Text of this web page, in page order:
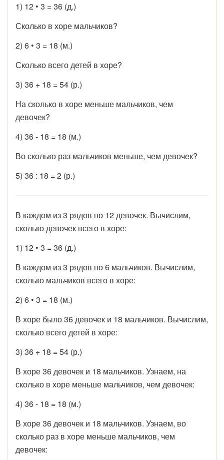
1) 12 • 3 = 36 (д.)
Сколько в хоре мальчиков?
2) 6 • 3 = 18 (м.)
Сколько всего детей в хоре?
3) 36 + 18 = 54 (р.)
На сколько в хоре меньше мальчиков, чем
девочек?
4) 36 - 18 = 18 (м.)
Во сколько раз мальчиков меньше, чем девочек?
5) 36 : 18 = 2 (р.)
В каждом из 3 рядов по 12 девочек. Вычислим,
сколько девочек всего в хоре:
1) 12 • 3 = 36 (д.)
В каждом из 3 рядов по 6 мальчиков. Вычислим,
сколько мальчиков всего в хоре:
2) 6 • 3 = 18 (м.)
В хоре было 36 девочек и 18 мальчиков. Вычислим,
сколько всего детей в хоре:
3) 36 + 18 = 54 (р.)
В хоре 36 девочек и 18 мальчиков. Узнаем, на
сколько в хоре меньше мальчиков, чем девочек:
4) 36 - 18 = 18 (м.)
В хоре 36 девочек и 18 мальчиков. Узнаем, во
сколько раз в хоре меньше мальчиков, чем
девочек: